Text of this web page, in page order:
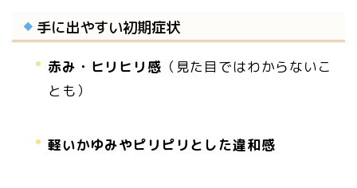
手に出やすい初期症状
赤み・ヒリヒリ感 （見た目ではわからないこ
とも）
軽いかゆみやピリピリとした違和感